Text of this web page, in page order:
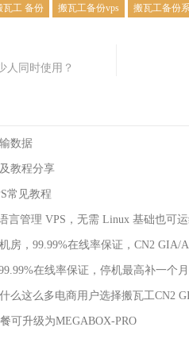
瓦工 备份 搬瓦工备份vps 搬瓦工备份
人同时使用？
数据
教程分享
常见教程
言管理 VPS，无需 Linux 基础也可运
房，99.99%在线率保证，CN2 GIA/
在线率保证，停机最高补一个
么这么多电商用户选择搬瓦工CN2
可升级为MEGABOX-PRO